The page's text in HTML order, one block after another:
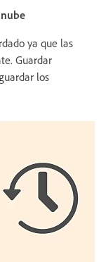
ya que las
Guardar
los